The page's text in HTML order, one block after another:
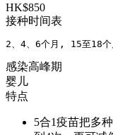
HK$850
接种时间表
2、4、6个月, 15至18
感染高峰期
婴儿
特点
5合1疫苗把多